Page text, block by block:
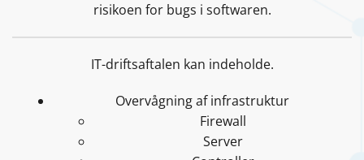
risikoen for bugs i softwaren.
IT-driftsaftalen kan indeholde.
Overvågning af infrastruktur
Firewall
Server